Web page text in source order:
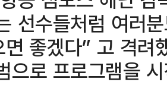
선수들처럼 여러
좋겠다” 고 격려
으로 프로그램을